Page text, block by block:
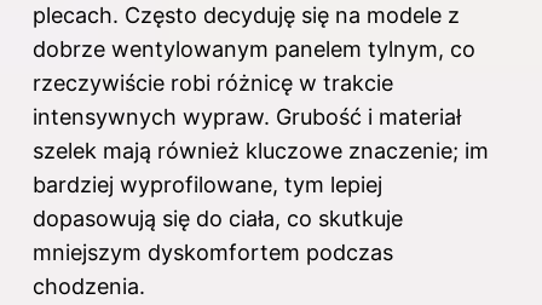
plecach. Często decyduję się na modele z
dobrze wentylowanym panelem tylnym, co
rzeczywiście robi różnicę w trakcie
intensywnych wypraw. Grubość i materiał
szelek mają również kluczowe znaczenie; im
bardziej wyprofilowane, tym lepiej
dopasowują się do ciała, co skutkuje
mniejszym dyskomfortem podczas
chodzenia.